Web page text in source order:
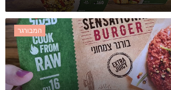
המבורגר